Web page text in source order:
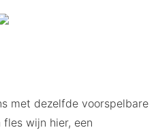
met dezelfde voorspelbare
fles wijn hier, een